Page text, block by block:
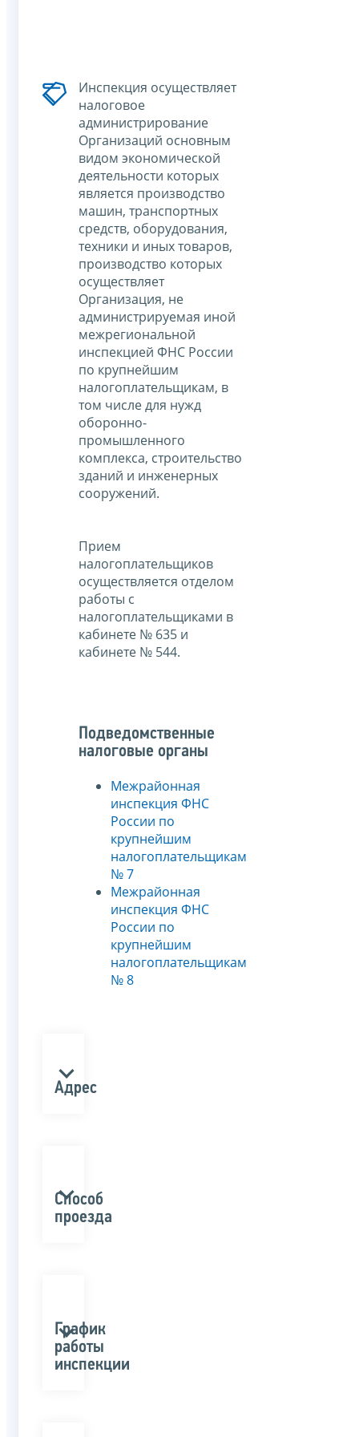
Инспекция осуществляет
налоговое
администрирование
Организаций основным
видом экономической
деятельности которых
является производство
машин, транспортных
средств, оборудования,
техники и иных товаров,
производство которых
осуществляет
Организация, не
администрируемая иной
межрегиональной
инспекцией ФНС России
по крупнейшим
налогоплательщикам, в
том числе для нужд
оборонно-
промышленного
комплекса, строительство
зданий и инженерных
сооружений.
Прием
налогоплательщиков
осуществляется отделом
работы с
налогоплательщиками в
кабинете № 635 и
кабинете № 544.
Подведомственные
налоговые органы
Межрайонная
инспекция ФНС
России по
крупнейшим
налогоплательщикам
№ 7
Межрайонная
инспекция ФНС
России по
крупнейшим
налогоплательщикам
№ 8
Адрес
Способ
проезда
График
работы
инспекции